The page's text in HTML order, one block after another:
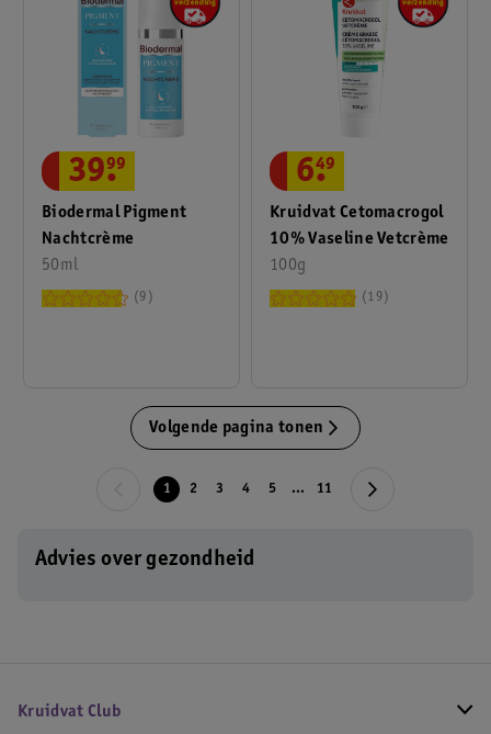
Biodermal Pigment
Nachtcrème
50ml
39.
99
9
Kruidvat Cetomacrogol
10% Vaseline Vetcrème
100g
6.
49
19
Volgende pagina tonen
1 2 3 4 5 ... 11
Advies over gezondheid
Kruidvat Club